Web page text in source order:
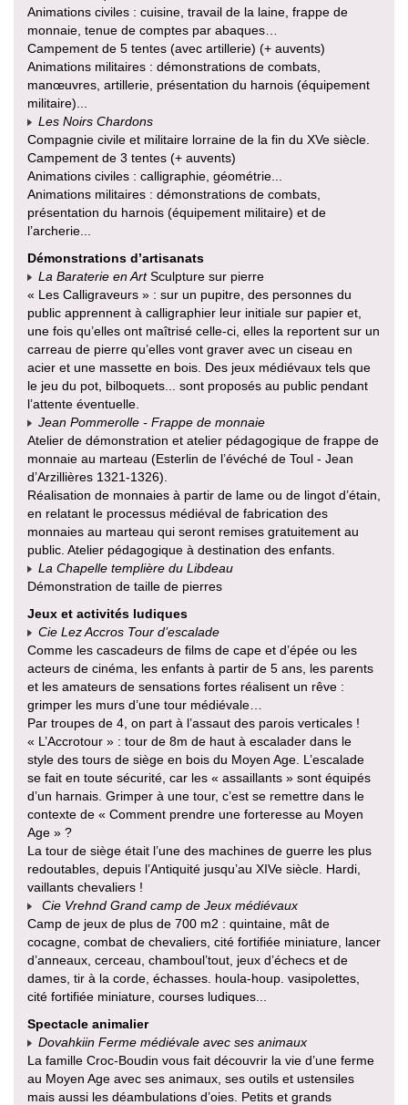
Animations civiles : cuisine, travail de la laine, frappe de
monnaie, tenue de comptes par abaques…
Campement de 5 tentes (avec artillerie) (+ auvents)
Animations militaires : démonstrations de combats,
manœuvres, artillerie, présentation du harnois (équipement
militaire)...
Les Noirs Chardons
Compagnie civile et militaire lorraine de la fin du XVe siècle.
Campement de 3 tentes (+ auvents)
Animations civiles : calligraphie, géométrie...
Animations militaires : démonstrations de combats,
présentation du harnois (équipement militaire) et de
l’archerie...
Démonstrations d’artisanats
La Baraterie en ArtSculpture sur pierre
« Les Calligraveurs » : sur un pupitre, des personnes du
public apprennent à calligraphier leur initiale sur papier et,
une fois qu’elles ont maîtrisé celle-ci, elles la reportent sur un
carreau de pierre qu’elles vont graver avec un ciseau en
acier et une massette en bois. Des jeux médiévaux tels que
le jeu du pot, bilboquets... sont proposés au public pendant
l’attente éventuelle.
Jean Pommerolle - Frappe de monnaie
Atelier de démonstration et atelier pédagogique de frappe de
monnaie au marteau (Esterlin de l’évéché de Toul - Jean
d’Arzillières 1321-1326).
Réalisation de monnaies à partir de lame ou de lingot d’étain,
en relatant le processus médiéval de fabrication des
monnaies au marteau qui seront remises gratuitement au
public. Atelier pédagogique à destination des enfants.
La Chapelle templière du Libdeau
Démonstration de taille de pierres
Jeux et activités ludiques
Cie Lez Accros Tour d’escalade
Comme les cascadeurs de films de cape et d’épée ou les
acteurs de cinéma, les enfants à partir de 5 ans, les parents
et les amateurs de sensations fortes réalisent un rêve :
grimper les murs d’une tour médiévale…
Par troupes de 4, on part à l’assaut des parois verticales !
« L’Accrotour » : tour de 8m de haut à escalader dans le
style des tours de siège en bois du Moyen Age. L’escalade
se fait en toute sécurité, car les « assaillants » sont équipés
d’un harnais. Grimper à une tour, c’est se remettre dans le
contexte de « Comment prendre une forteresse au Moyen
Age » ?
La tour de siège était l’une des machines de guerre les plus
redoutables, depuis l’Antiquité jusqu’au XIVe siècle. Hardi,
vaillants chevaliers !
Cie Vrehnd Grand camp de Jeux médiévaux
Camp de jeux de plus de 700 m2 : quintaine, mât de
cocagne, combat de chevaliers, cité fortifiée miniature, lancer
d’anneaux, cerceau, chamboul’tout, jeux d’échecs et de
dames, tir à la corde, échasses. houla-houp. vasipolettes,
cité fortifiée miniature, courses ludiques...
Spectacle animalier
Dovahkiin Ferme médiévale avec ses animaux
La famille Croc-Boudin vous fait découvrir la vie d’une ferme
au Moyen Age avec ses animaux, ses outils et ustensiles
mais aussi les déambulations d’oies. Petits et grands